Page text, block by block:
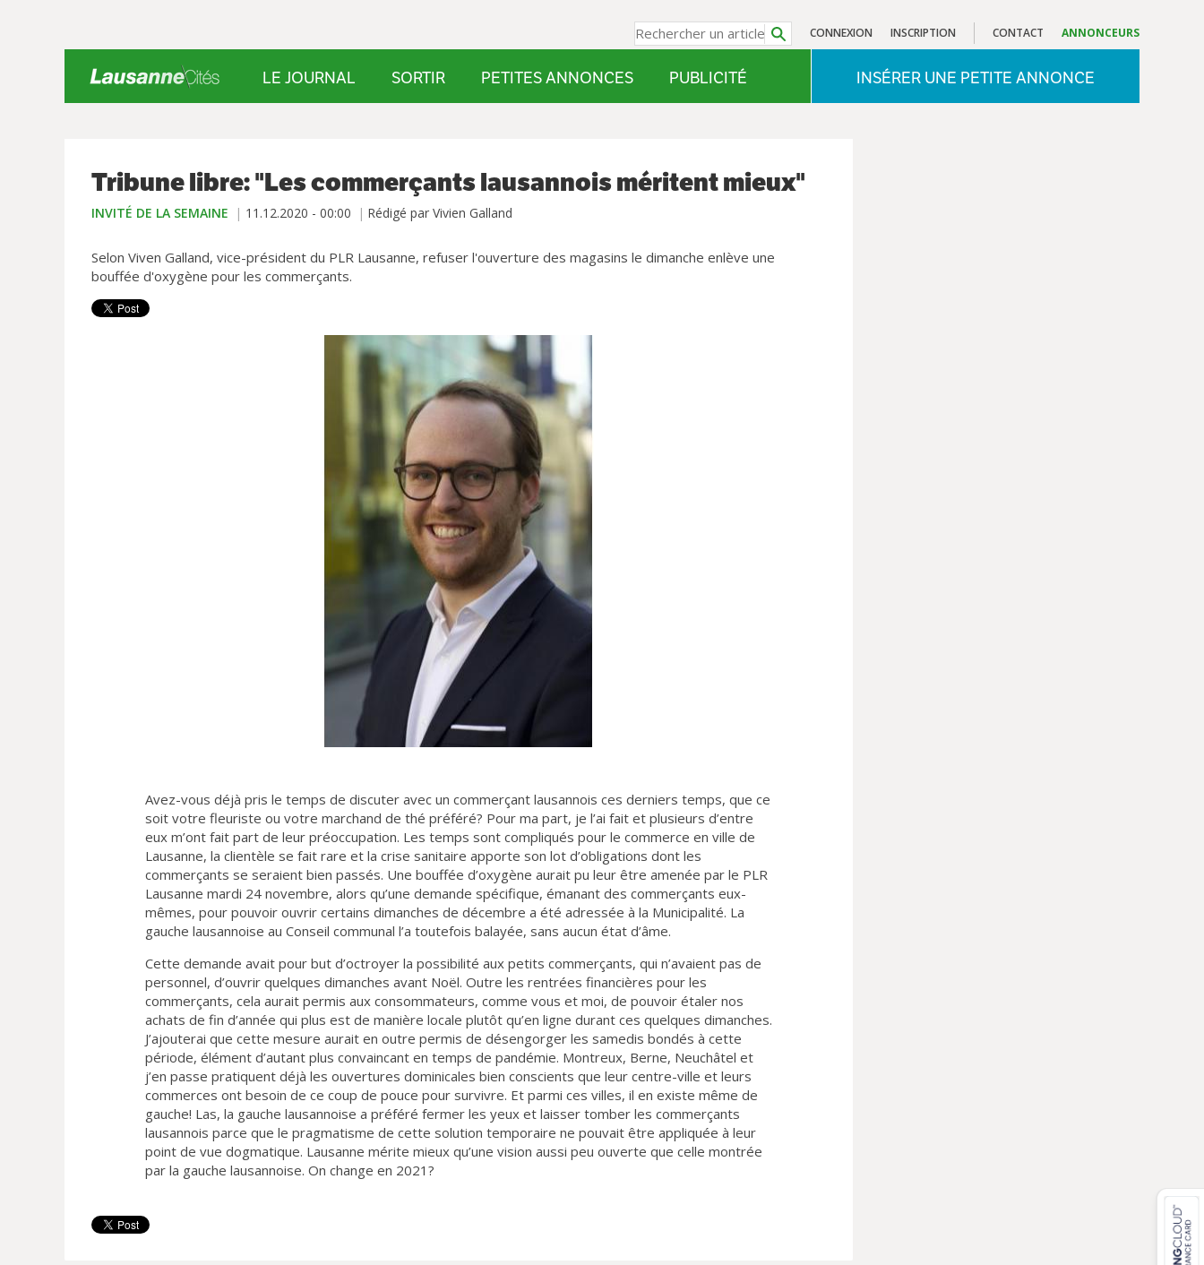
CONTACT ANNONCEURS
CONNEXION INSCRIPTION
LE JOURNAL SORTIR PETITES ANNONCES PUBLICITÉ INSÉRER UNE PETITE ANNONCE
Tribune libre: "Les commerçants lausannois méritent mieux"
INVITÉ DE LA SEMAINE 11.12.2020 - 00:00 Rédigé par Vivien Galland
Selon Viven Galland, vice-président du PLR Lausanne, refuser l'ouverture des magasins le dimanche enlève une
bouffée d'oxygène pour les commerçants.
Avez-vous déjà pris le temps de discuter avec un commerçant lausannois ces derniers temps, que ce
soit votre fleuriste ou votre marchand de thé préféré? Pour ma part, je l’ai fait et plusieurs d’entre
eux m’ont fait part de leur préoccupation. Les temps sont compliqués pour le commerce en ville de
Lausanne, la clientèle se fait rare et la crise sanitaire apporte son lot d’obligations dont les
commerçants se seraient bien passés. Une bouffée d’oxygène aurait pu leur être amenée par le PLR
Lausanne mardi 24 novembre, alors qu’une demande spécifique, émanant des commerçants eux-
mêmes, pour pouvoir ouvrir certains dimanches de décembre a été adressée à la Municipalité. La
gauche lausannoise au Conseil communal l’a toutefois balayée, sans aucun état d’âme.
Cette demande avait pour but d’octroyer la possibilité aux petits commerçants, qui n’avaient pas de
personnel, d’ouvrir quelques dimanches avant Noël. Outre les rentrées financières pour les
commerçants, cela aurait permis aux consommateurs, comme vous et moi, de pouvoir étaler nos
achats de fin d’année qui plus est de manière locale plutôt qu’en ligne durant ces quelques dimanches.
J’ajouterai que cette mesure aurait en outre permis de désengorger les samedis bondés à cette
période, élément d’autant plus convaincant en temps de pandémie. Montreux, Berne, Neuchâtel et
j’en passe pratiquent déjà les ouvertures dominicales bien conscients que leur centre-ville et leurs
commerces ont besoin de ce coup de pouce pour survivre. Et parmi ces villes, il en existe même de
gauche! Las, la gauche lausannoise a préféré fermer les yeux et laisser tomber les commerçants
lausannois parce que le pragmatisme de cette solution temporaire ne pouvait être appliquée à leur
point de vue dogmatique. Lausanne mérite mieux qu’une vision aussi peu ouverte que celle montrée
par la gauche lausannoise. On change en 2021?